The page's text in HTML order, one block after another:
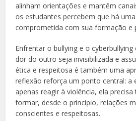
alinham orientações e mantêm
os estudantes percebem que há
comprometida com sua formação e
Enfrentar o bullying e o
dor do outro seja invisibilizada e
ética e respeitosa é também uma
reflexão reforça um ponto central: a
apenas reagir à violência, ela
formar, desde o princípio, relações
conscientes e respeitosas.